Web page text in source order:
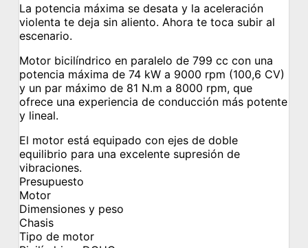
La potencia máxima se desata y la aceleración
violenta te deja sin aliento. Ahora te toca subir al
escenario.
Motor bicilíndrico en paralelo de 799 cc con una
potencia máxima de 74 kW a 9000 rpm (100,6 CV)
y un par máximo de 81 N.m a 8000 rpm, que
ofrece una experiencia de conducción más potente
y lineal.
El motor está equipado con ejes de doble
equilibrio para una excelente supresión de
vibraciones.
Presupuesto
Motor
Dimensiones y peso
Chasis
Tipo de motor